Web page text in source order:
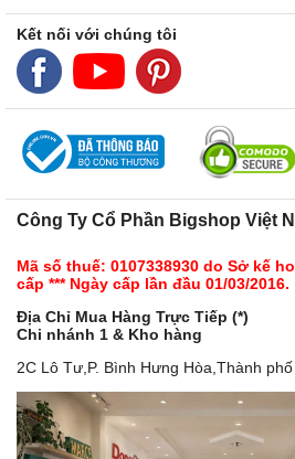
Kết nối với chúng tôi
Công Ty Cổ Phần Bigshop Việt
Mã số thuế: 0107338930 do Sở kế
cấp *** Ngày cấp lần đầu 01/03/2016.
Địa Chỉ Mua Hàng Trực Tiếp (*)
Chi nhánh 1 & Kho hàng
2C Lô Tư,P. Bình Hưng Hòa,Thành